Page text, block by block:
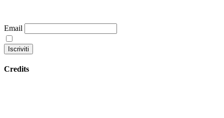
Email
Credits